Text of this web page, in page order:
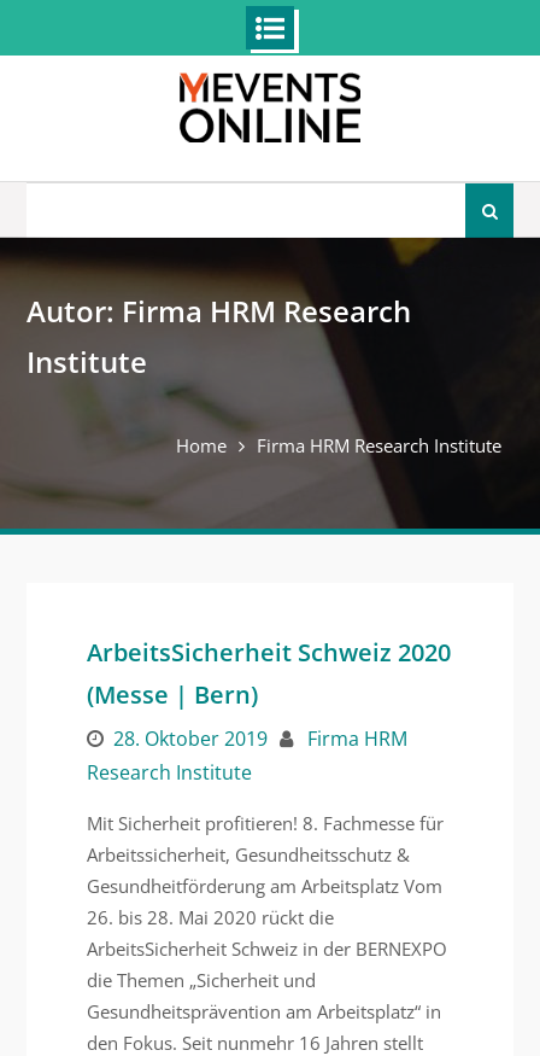
Autor: Firma HRM Research
Institute
Home Firma HRM Research Institute
ArbeitsSicherheit Schweiz 2020
(Messe | Bern)
28. Oktober 2019
Firma HRM
Research Institute
Mit Sicherheit profitieren! 8. Fachmesse für
Arbeitssicherheit, Gesundheitsschutz &
Gesundheitförderung am Arbeitsplatz Vom
26. bis 28. Mai 2020 rückt die
ArbeitsSicherheit Schweiz in der BERNEXPO
die Themen „Sicherheit und
Gesundheitsprävention am Arbeitsplatz“ in
den Fokus. Seit nunmehr 16 Jahren stellt